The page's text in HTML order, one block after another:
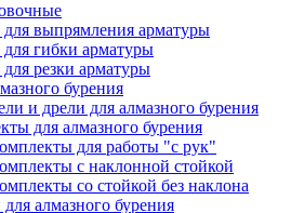
выпрямления арматуры
гибки арматуры
резки арматуры
бурения
и дрели для алмазного бурения
для алмазного бурения
для работы "с рук"
с наклонной стойкой
со стойкой без наклона
алмазного бурения